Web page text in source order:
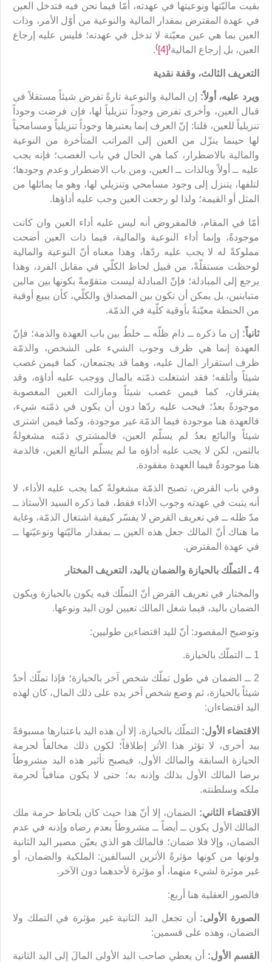
بقيت ماليّتها ونوعيتها في عهدته، أمّا فيما نحن فيه فتدخل العين
في عهدة المقترض بمقدار المالية والنوعية من أوّل الأمر، وذات
العين بما هي عين معيّنة لا تدخل في عهدته؛ فليس عليه إرجاع
العين، بل إرجاع المالية(
)
.
التعريف الثالث، وقفة نقدية
ويرد عليه، أولاً: إن المالية والنوعية تارةً تفرض شيئاً مستقلاً في
قبال العين، وأخرى تفرض وجوداً تنزيلياً لها، فإن فرضت وجوداً
تنزيلياً للعين، قلنا: إنّ العرف إنما يعتبرها وجوداً تنزيلياً ومسامحياً
لها حينما ينزّل من العين إلى المراتب المتأخرة من النوعية
والمالية بالاضطرار، كما هي الحال في باب الغصب؛ فإنه يجب
عليه ــ أولاً وبالذات ــ العين، ومن باب الاضطرار وعدم وجودها؛
لتلفها، يتنزل إلى وجود مسامحي وتنزيلي لها، وهو ما يماثلها من
المثل أو القيمة؛ ولذا لو رجعت العين وجب عليه أداؤها.
أمّا في المقام، فالمفروض أنه ليس عليه أداء العين وان كانت
موجودةً، وإنما أداء النوعية والمالية، فيما ذات العين أضحت
مملوكةً له لا يجب عليه ردّها، وهذا معناه أنّ النوعية والمالية
لوحظت مستقلّةً، من قبيل لحاظ الكلّي في مقابل الفرد، وهذا
يرجع إلى المبادلة؛ فإنّ المبادلة ليست متقوّمةً بكونها بين مالين
متباينين، بل يمكن أن تكون بين المصداق والكلّي، كأن يبيع أوقية
من الحنطة معيّنةً بأوقية كلّية في الذمّة.
ثانياً: إن ما ذكره ــ دام ظلّه ــ خلطٌ بين باب العهدة والذمة؛ فإنّ
العهدة إنما هي ظرف وجوب الشيء على الشخص، والذمّة
ظرف استقرار المال عليه، وهما قد يجتمعان، كما فيمن غصب
شيئاً وأتلفه؛ فقد اشتغلت ذمّته بالمال ووجب عليه أداؤه، وقد
يفترقان، كما فيمن غصب شيئاً ومازالت العين المغصوبة
موجودةً بعدُ؛ فيجب عليه ردّها دون أن يكون في ذمّته شيء،
فالعهدة هنا موجودة فيما الذمّة غير موجودة، وكما فيمن اشترى
شيئاً والبائع بعدُ لم يسلّم العين، فالمشتري ذمّته مشغولةٌ
بالثمن، لكن لا يجب عليه أداؤه ما لم يسلّم البائع العين، فالذمة
هنا موجودةٌ فيما العهدة مفقودة.
وفي باب القرض، تصبح الذمّة مشغولةً كما يجب عليه الأداء، لا
أنه يثبت في عهدته وجوب الأداء فقط، فما ذكره السيد الأستاذ ــ
مدّ ظله ــ في تعريف القرض لا يفسّر كيفية اشتغال الذمّة، وغاية
ما هناك أنّ المالك جعل هذه العين ــ بمقدار ماليّتها ونوعيّتها ــ
في عهدة المقترض.
4 ـ التملّك بالحيازة والضمان باليد، التعريف المختار
والمختار في تعريف القرض أنّ التملّك فيه يكون بالحيازة ويكون
الضمان باليد، فيما شغل المالك تعيين لون اليد ونوعها.
وتوضيح المقصود: أنّ لليد اقتضاءين طوليين:
1 ــ التملّك بالحيازة.
2 ــ الضمان في طول تملّك شخص آخر بالحيازة؛ فإذا تملّك أحدٌ
شيئاً بالحيازة، ثم وضع شخص آخر يده على ذلك المال، كان لهذه
اليد اقتضاءان:
الاقتضاء الأول: التملّك بالحيازة، إلا أن هذه اليد باعتبارها مسبوقةً
بيد أخرى، لا تؤثر هذا الأثر إطلاقاً؛ لكون ذلك مخالفاً لحرمة
الحيازة السابقة والمالك الأول، فيصبح تأثير هذه اليد مشروطاً
برضا المالك الأول بذلك وإذنه به؛ حتى لا يكون منافياً لحرمة
ملكه وسلطنته.
الاقتضاء الثاني: الضمان، إلا أنّ هذا حيث كان بلحاظ حرمة ملك
المالك الأول يكون ــ أيضاً ــ مشروطاً بعدم رضاه وإذنه في عدم
الضمان، وإلا فلا ضمان؛ فالمالك هو الذي يعيّن مصير اليد الثانية
ولونها من كونها مؤثرةً الأثرين السالفين: الملكية والضمان، أو
غير موثرة لشيء منهما، أو مؤثرة لأحدهما دون الآخر.
فالصور العقلية هنا أربع:
الصورة الأولى: أن تجعل اليد الثانية غير مؤثرة في التملك ولا
الضمان، وهذه على قسمين:
القسم الأول: أن يعطي صاحب اليد الأولى المالَ إلى اليد الثانية